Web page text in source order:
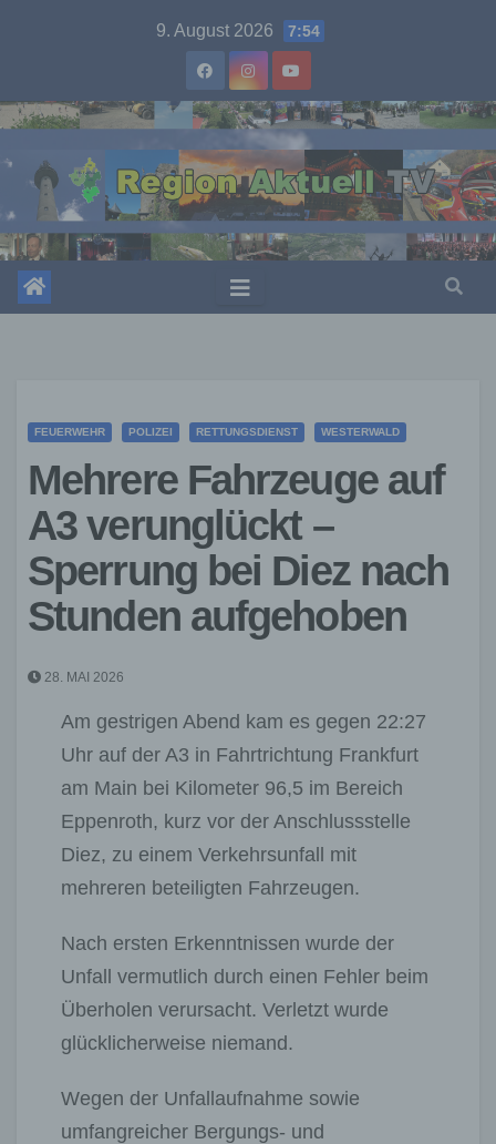
9. August 2026 7:54
FEUERWEHR POLIZEI RETTUNGSDIENST WESTERWALD
Mehrere Fahrzeuge auf
A3 verunglückt –
Sperrung bei Diez nach
Stunden aufgehoben
28. MAI 2026
Am gestrigen Abend kam es gegen 22:27
Uhr auf der A3 in Fahrtrichtung Frankfurt
am Main bei Kilometer 96,5 im Bereich
Eppenroth, kurz vor der Anschlussstelle
Diez, zu einem Verkehrsunfall mit
mehreren beteiligten Fahrzeugen.
Nach ersten Erkenntnissen wurde der
Unfall vermutlich durch einen Fehler beim
Überholen verursacht. Verletzt wurde
glücklicherweise niemand.
Wegen der Unfallaufnahme sowie
umfangreicher Bergungs- und